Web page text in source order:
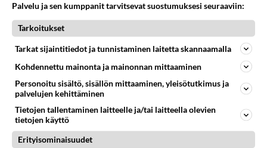
LUETUIMMAT
Muistatko? Kädestä suuhun
elävä Satu sai jättimäisen
rahasalkun Henry-
miljonääriltä
Palvelu ja sen kumppanit tarvitsevat suostumuksesi seuraaviin:
Tarkoitukset
Tarkat sijaintitiedot ja tunnistaminen laitetta skannaamalla
Kohdennettu mainonta ja mainonnan mittaaminen
Personoitu sisältö, sisällön mittaaminen, yleisötutkimus ja
palvelujen kehittäminen
Tietojen tallentaminen laitteelle ja/tai laitteella olevien
tietojen käyttö
Erityisominaisuudet